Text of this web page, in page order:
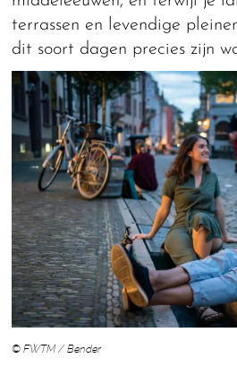
terrassen en levendige
dit soort dagen precies zijn
© FWTM / Bender